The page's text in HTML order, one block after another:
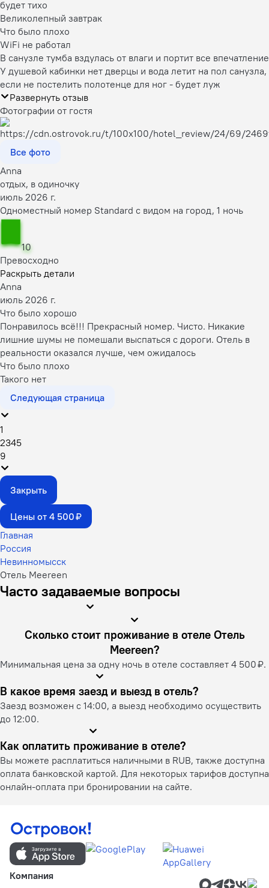
будет тихо
Великолепный завтрак
Что было плохо
WiFi не работал
В санузле тумба вздулась от влаги и портит все впечатление
У душевой кабинки нет дверцы и вода летит на пол санузла,
если не постелить полотенце для ног - будет луж
Развернуть отзыв
Фотографии от гостя
Все фото
Anna
отдых, в одиночку
июль 2026 г.
Одноместный номер Standard с видом на город, 1 ночь
10
Превосходно
Раскрыть детали
Anna
июль 2026 г.
Что было хорошо
Понравилось всё!!! Прекрасный номер. Чисто. Никакие
лишние шумы не помешали выспаться с дороги. Отель в
реальности оказался лучше, чем ожидалось
Что было плохо
Такого нет
Следующая страница
1
2345
9
Закрыть
Цены от 4 500 ₽
Главная
Россия
Невинномысск
Отель Meereen
Часто задаваемые вопросы
Сколько стоит проживание в отеле Отель
Meereen?
Минимальная цена за одну ночь в отеле составляет 4 500 ₽.
В какое время заезд и выезд в отель?
Заезд возможен с 14:00, а выезд необходимо осуществить
до 12:00.
Как оплатить проживание в отеле?
Вы можете расплатиться наличными в RUB, также доступна
оплата банковской картой. Для некоторых тарифов доступна
онлайн-оплата при бронировании на сайте.
Компания